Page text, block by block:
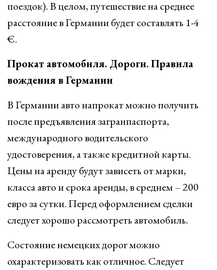
поездок). В целом, путешествие на среднее
расстояние в Германии будет составлять 1-4
€.
Прокат автомобиля. Дороги. Правила
вождения в Германии
В Германии авто напрокат можно получить
после предъявления загранпаспорта,
международного водительского
удостоверения, а также кредитной карты.
Цены на аренду будут зависеть от марки,
класса авто и срока аренды, в среднем – 200
евро за сутки. Перед оформлением сделки
следует хорошо рассмотреть автомобиль.
Состояние немецких дорог можно
охарактеризовать как отличное. Следует